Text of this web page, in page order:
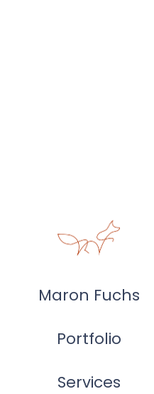
Maron Fuchs
Portfolio
Services